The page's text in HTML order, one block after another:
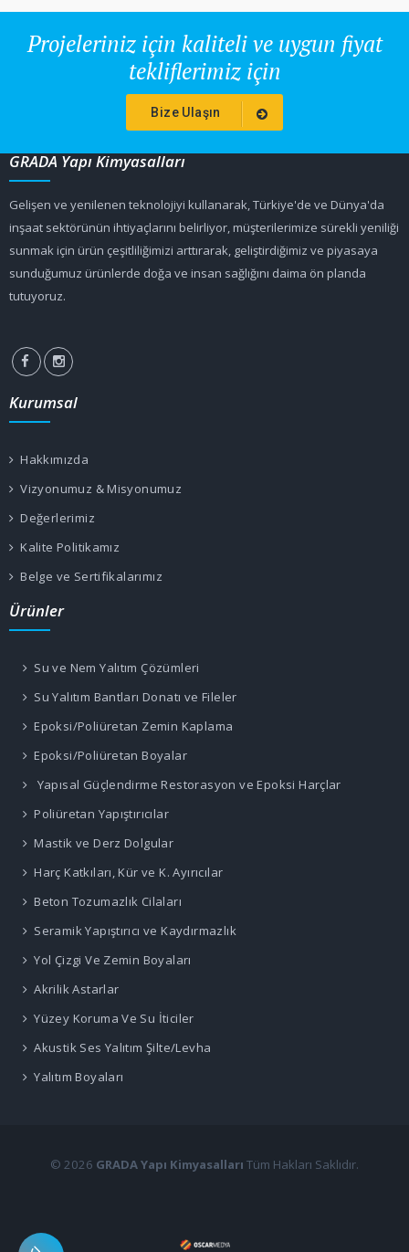
Projeleriniz için kaliteli ve uygun fiyat
tekliflerimiz için
Bize Ulaşın
GRADA Yapı Kimyasalları
Gelişen ve yenilenen teknolojiyi kullanarak, Türkiye'de ve Dünya'da
inşaat sektörünün ihtiyaçlarını belirliyor, müşterilerimize sürekli yeniliği
sunmak için ürün çeşitliliğimizi arttırarak, geliştirdiğimiz ve piyasaya
sunduğumuz ürünlerde doğa ve insan sağlığını daima ön planda
tutuyoruz.
Kurumsal
Hakkımızda
Vizyonumuz & Misyonumuz
Değerlerimiz
Kalite Politikamız
Belge ve Sertifikalarımız
Ürünler
Su ve Nem Yalıtım Çözümleri
Su Yalıtım Bantları Donatı ve Fileler
Epoksi/Poliüretan Zemin Kaplama
Epoksi/Poliüretan Boyalar
Yapısal Güçlendirme Restorasyon ve Epoksi Harçlar
Poliüretan Yapıştırıcılar
Mastik ve Derz Dolgular
Harç Katkıları, Kür ve K. Ayırıcılar
Beton Tozumazlık Cilaları
Seramik Yapıştırıcı ve Kaydırmazlık
Yol Çizgi Ve Zemin Boyaları
Akrilik Astarlar
Yüzey Koruma Ve Su İticiler
Akustik Ses Yalıtım Şilte/Levha
Yalıtım Boyaları
© 2026 GRADA Yapı Kimyasalları Tüm Hakları Saklıdır.